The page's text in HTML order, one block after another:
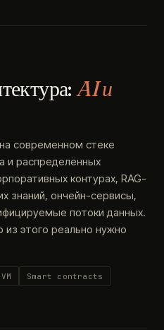
AI и
современном стеке
и распределённых
контурах, RAG-
знаний, ончейн-сервисы,
потоки данных.
этого реально нужно
Smart contracts